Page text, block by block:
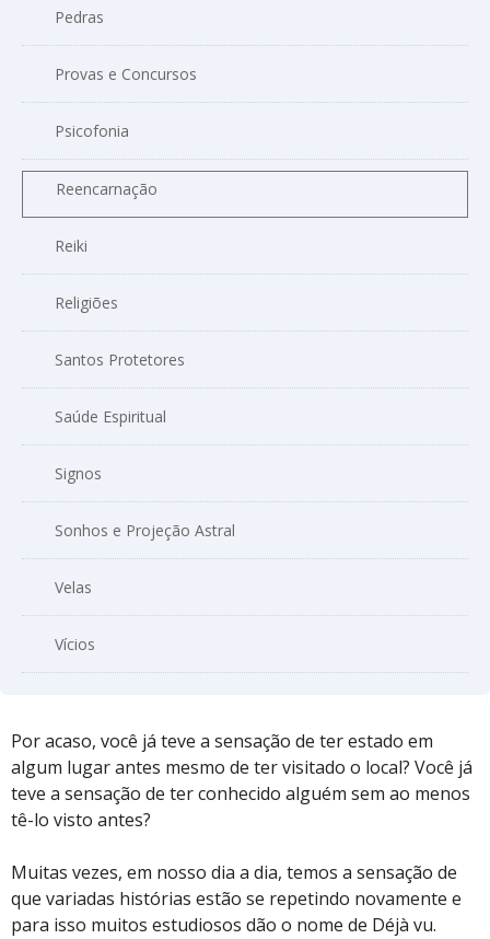
Pedras
Provas e Concursos
Psicofonia
Reencarnação
Reiki
Religiões
Santos Protetores
Saúde Espiritual
Signos
Sonhos e Projeção Astral
Velas
Vícios
Por acaso, você já teve a sensação de ter estado em
algum lugar antes mesmo de ter visitado o local? Você já
teve a sensação de ter conhecido alguém sem ao menos
tê-lo visto antes?
Muitas vezes, em nosso dia a dia, temos a sensação de
que variadas histórias estão se repetindo novamente e
para isso muitos estudiosos dão o nome de Déjà vu.